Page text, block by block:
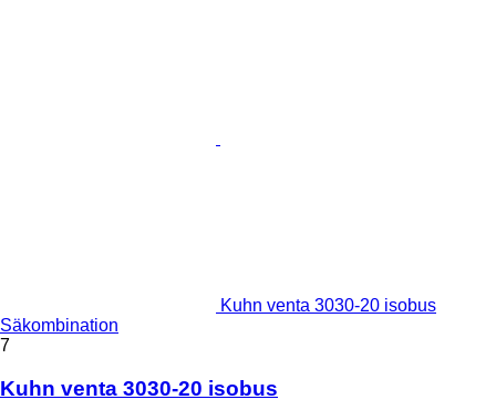
Kuhn venta 3030-20 isobus
Säkombination
7
Kuhn venta 3030-20 isobus